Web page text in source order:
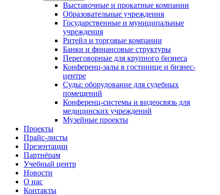
Выставочные и прокатные компании
Образовательные учреждения
Государственные и муниципальные
учреждения
Ритейл и торговые компании
Банки и финансовые структуры
Переговорные для крупного бизнеса
Конференц-залы в гостинице и бизнес-
центре
Суды: оборудование для судебных
помещений
Конференц-системы и видеосвязь для
медицинских учреждений
Музейные проекты
Проекты
Прайс-листы
Презентации
Партнёрам
Учебный центр
Новости
О нас
Контакты